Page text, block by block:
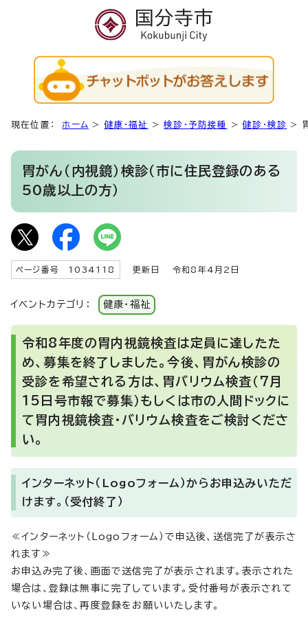
現在位置： ホーム > 健康・福祉 >検診・予防接種 >健診・検診 >
胃がん（内視鏡）検診（市に住民登録のある
50歳以上の方）
ページ番号 1034118 更新日 令和8年4月2日
イベントカテゴリ： 健康・福祉
令和8年度の胃内視鏡検査は定員に達したた
め、募集を終了しました。今後、胃がん検診の
受診を希望される方は、胃バリウム検査（7月
15日号市報で募集）もしくは市の人間ドックに
て胃内視鏡検査・バリウム検査をご検討くださ
い。
インターネット（Logoフォーム）からお申込みいただ
けます。（受付終了）
≪インターネット（Logoフォーム）で申込後、送信完了が表示さ
れます≫
お申込み完了後、画面で送信完了が表示されます。表示された
場合は、登録は無事に完了しています。受付番号が表示されて
いない場合は、再度登録をお願いいたします。